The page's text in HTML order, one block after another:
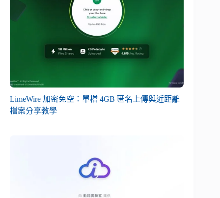
LimeWire 加密免空：單檔 4GB 匿名上傳與近距離
檔案分享教學